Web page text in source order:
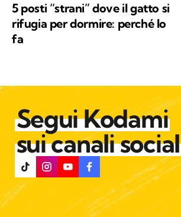
5 posti “strani” dove il gatto si
rifugia per dormire: perché lo
fa
Segui Kodami
sui canali social